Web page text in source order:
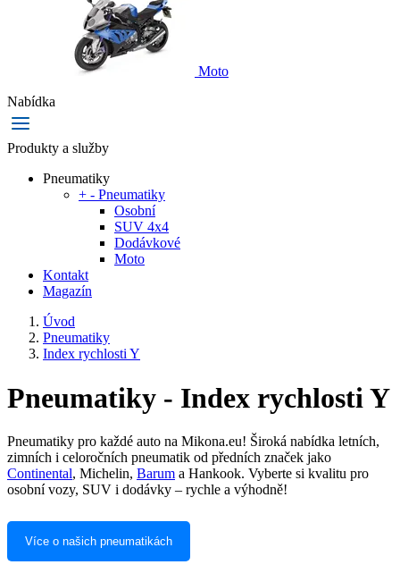
Moto
Nabídka
Produkty a služby
Pneumatiky
+ - Pneumatiky
Osobní
SUV 4x4
Dodávkové
Moto
Kontakt
Magazín
Úvod
Pneumatiky
Index rychlosti Y
Pneumatiky - Index rychlosti Y
Pneumatiky pro každé auto na Mikona.eu! Široká nabídka letních,
zimních i celoročních pneumatik od předních značek jako
Continental, Michelin, Barum a Hankook. Vyberte si kvalitu pro
osobní vozy, SUV i dodávky – rychle a výhodně!
Více o našich pneumatikách